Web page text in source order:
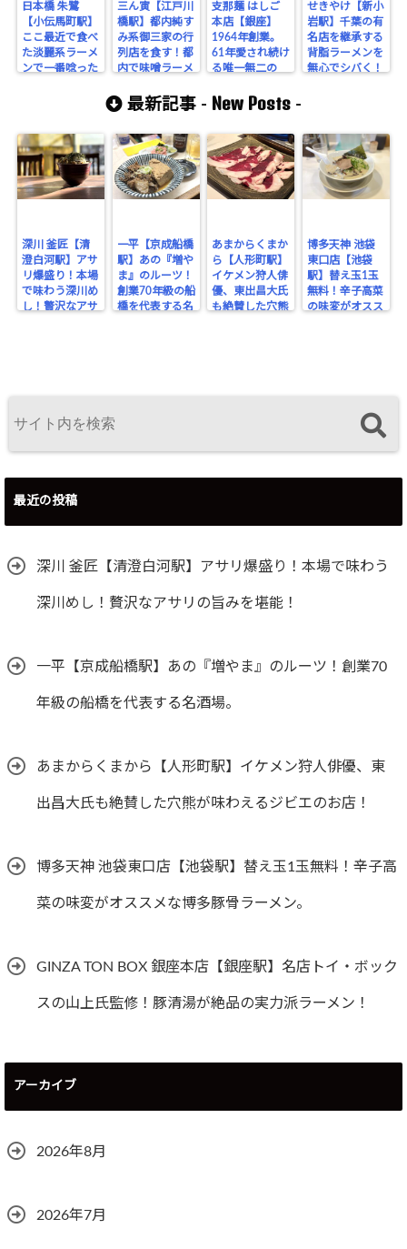
日本橋 朱鷺
【小伝馬町駅】
ここ最近で食べ
た淡麗系ラーメ
ンで一番唸った
三ん寅【江戸川
橋駅】都内純す
み系御三家の行
列店を食す！都
内で味噌ラーメ
ず食べるべきお
店だ！
支那麺 はしご
本店【銀座】
1964年創業。
61年愛され続け
る唯一無二の
んめん）に無限
せきやけ【新小
岩駅】千葉の有
名店を継承する
背脂ラーメンを
無心でシバく！
最新記事 - New Posts -
深川 釜匠【清
澄白河駅】アサ
リ爆盛り！本場
で味わう深川め
し！贅沢なアサ
一平【京成船橋
駅】あの『増や
ま』のルーツ！
創業70年級の船
橋を代表する名
あまからくまか
ら【人形町駅】
イケメン狩人俳
優、東出昌大氏
も絶賛した穴熊
博多天神 池袋
東口店【池袋
駅】替え玉1玉
無料！辛子高菜
の味変がオスス
最近の投稿
深川 釜匠【清澄白河駅】アサリ爆盛り！本場で味わう
深川めし！贅沢なアサリの旨みを堪能！
一平【京成船橋駅】あの『増やま』のルーツ！創業70
年級の船橋を代表する名酒場。
あまからくまから【人形町駅】イケメン狩人俳優、東
出昌大氏も絶賛した穴熊が味わえるジビエのお店！
博多天神 池袋東口店【池袋駅】替え玉1玉無料！辛子高
菜の味変がオススメな博多豚骨ラーメン。
GINZA TON BOX 銀座本店【銀座駅】名店トイ・ボック
スの山上氏監修！豚清湯が絶品の実力派ラーメン！
アーカイブ
2026年8月
2026年7月